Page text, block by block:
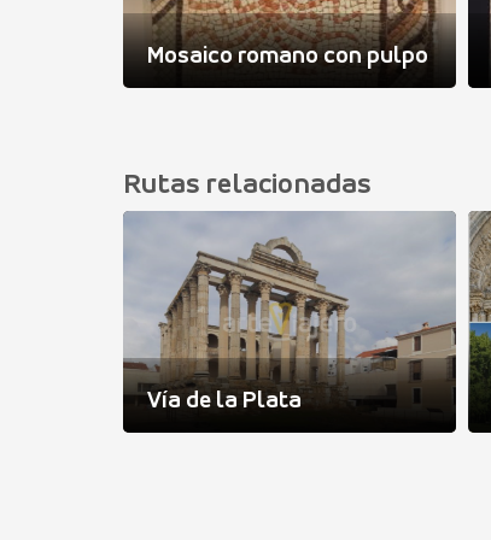
Mosaico romano con pulpo
Rutas relacionadas
Vía de la Plata